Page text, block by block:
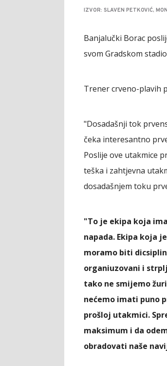
IZVOR: SLAVEN PETKOVIĆ,
Banjalučki Borac
svom Gradskom
Trener crveno-plavih
"Dosadašnji tok
čeka interesantno
Poslije ove utakmice
teška i zahtjevna
dosadašnjem toku
"To je ekipa koja
napada. Ekipa koja
moramo biti
organiuzovani i
tako ne smijemo
nećemo imati puno
prošloj utakmici.
maksimum i da
obradovati naše